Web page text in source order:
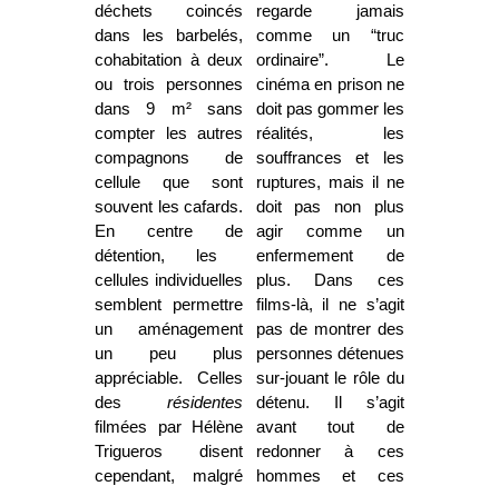
déchets coincés
dans les barbelés,
cohabitation à deux
ou trois personnes
dans 9 m² sans
compter les autres
compagnons de
cellule que sont
souvent les cafards.
En centre de
détention, les
cellules individuelles
semblent permettre
un aménagement
un peu plus
appréciable.
Celles
desrésidentes
filmées par Hélène
Trigueros disent
cependant, malgré
regarde jamais
comme un “truc
ordinaire”. Le
cinéma en prison ne
doit pas gommer les
réalités, les
souffrances et les
ruptures, mais il ne
doit pas non plus
agir comme un
enfermement de
plus. Dans ces
films-là, il ne s’agit
pas de montrer des
personnes détenues
sur-jouant le rôle du
détenu. Il s’agit
avant tout de
redonner à ces
hommes et ces